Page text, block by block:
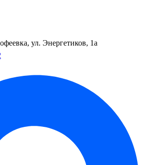
ул. Энергетиков, 1а